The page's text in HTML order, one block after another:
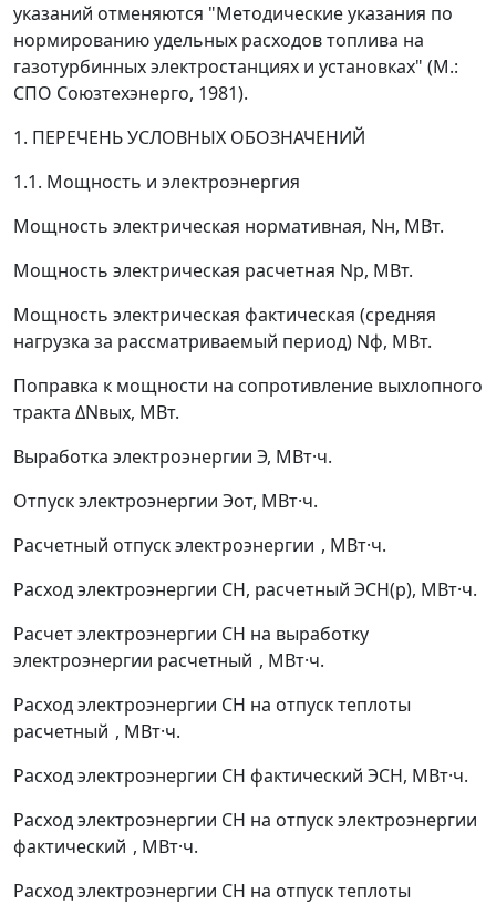
указаний отменяются "Методические указания по
нормированию удельных расходов топлива на
газотурбинных электростанциях и установках" (М.:
СПО Союзтехэнерго, 1981).
1. ПЕРЕЧЕНЬ УСЛОВНЫХ ОБОЗНАЧЕНИЙ
1.1. Мощность и электроэнергия
Мощность электрическая нормативная, Nн, МВт.
Мощность электрическая расчетная Np, МВт.
Мощность электрическая фактическая (средняя
нагрузка за рассматриваемый период) Nф, МВт.
Поправка к мощности на сопротивление выхлопного
тракта ΔNвых, МВт.
Выработка электроэнергии Э, МВт·ч.
Отпуск электроэнергии Эот, МВт·ч.
Расчетный отпуск электроэнергии , МВт·ч.
Расход электроэнергии СН, расчетный ЭСН(р), МВт·ч.
Расчет электроэнергии СН на выработку
электроэнергии расчетный , МВт·ч.
Расход электроэнергии СН на отпуск теплоты
расчетный , МВт·ч.
Расход электроэнергии СН фактический ЭСН, МВт·ч.
Расход электроэнергии СН на отпуск электроэнергии
фактический , МВт·ч.
Расход электроэнергии СН на отпуск теплоты